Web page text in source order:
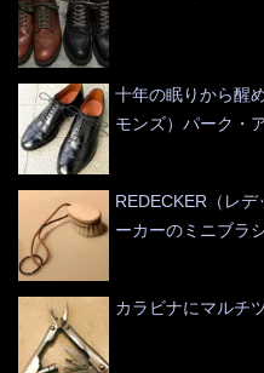
十年の眠りから醒
モンズ）パーク・
REDECKER（レ
ーカーのミニブラ
カラビナにマルチ